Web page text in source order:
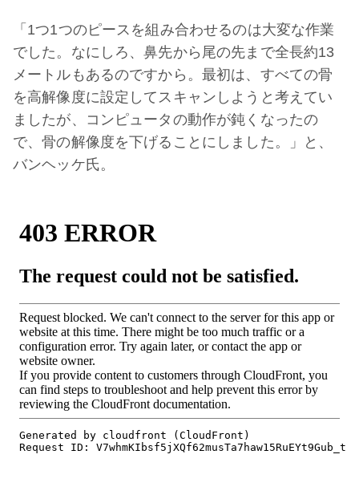
「1つ1つのピースを組み合わせるのは大変な作業
でした。なにしろ、鼻先から尾の先まで全長約13
メートルもあるのですから。最初は、すべての骨
を高解像度に設定してスキャンしようと考えてい
ましたが、コンピュータの動作が鈍くなったの
で、骨の解像度を下げることにしました。」と、
バンヘッケ氏。